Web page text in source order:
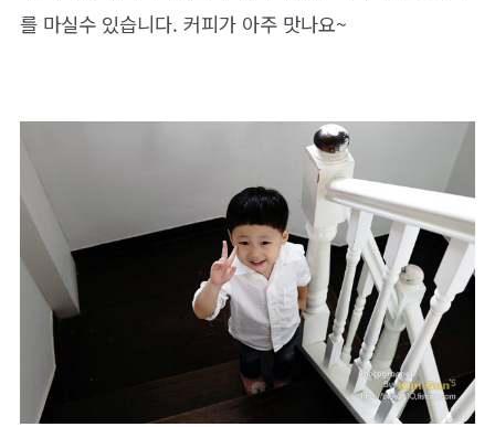
를 마실수 있습니다. 커피가 아주 맛나요~